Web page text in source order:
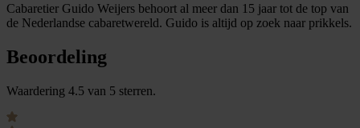
Cabaretier Guido Weijers behoort al meer dan 15 jaar tot de top van
de Nederlandse cabaretwereld. Guido is altijd op zoek naar prikkels.
Beoordeling
Waardering 4.5 van 5 sterren.